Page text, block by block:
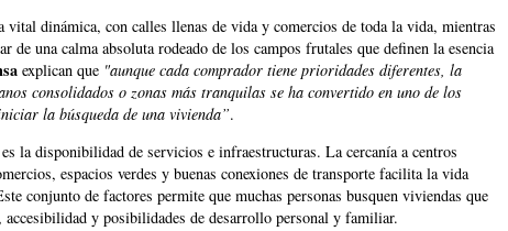
vital dinámica, con calles llenas de vida y comercios de toda la vida, mientras
una calma absoluta rodeado de los campos frutales que definen la esencia
explican que "aunque cada comprador tiene prioridades diferentes, la
consolidados o zonas más tranquilas se ha convertido en uno de los
la búsqueda de una vivienda”.
la disponibilidad de servicios e infraestructuras. La cercanía a centros
espacios verdes y buenas conexiones de transporte facilita la vida
conjunto de factores permite que muchas personas busquen viviendas que
y posibilidades de desarrollo personal y familiar.